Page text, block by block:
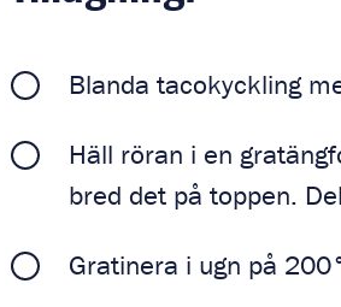
Blanda tacokyckling
Häll röran i en
bred det på toppen.
Gratinera i ugn på